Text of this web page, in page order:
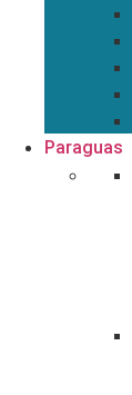
Paraguas